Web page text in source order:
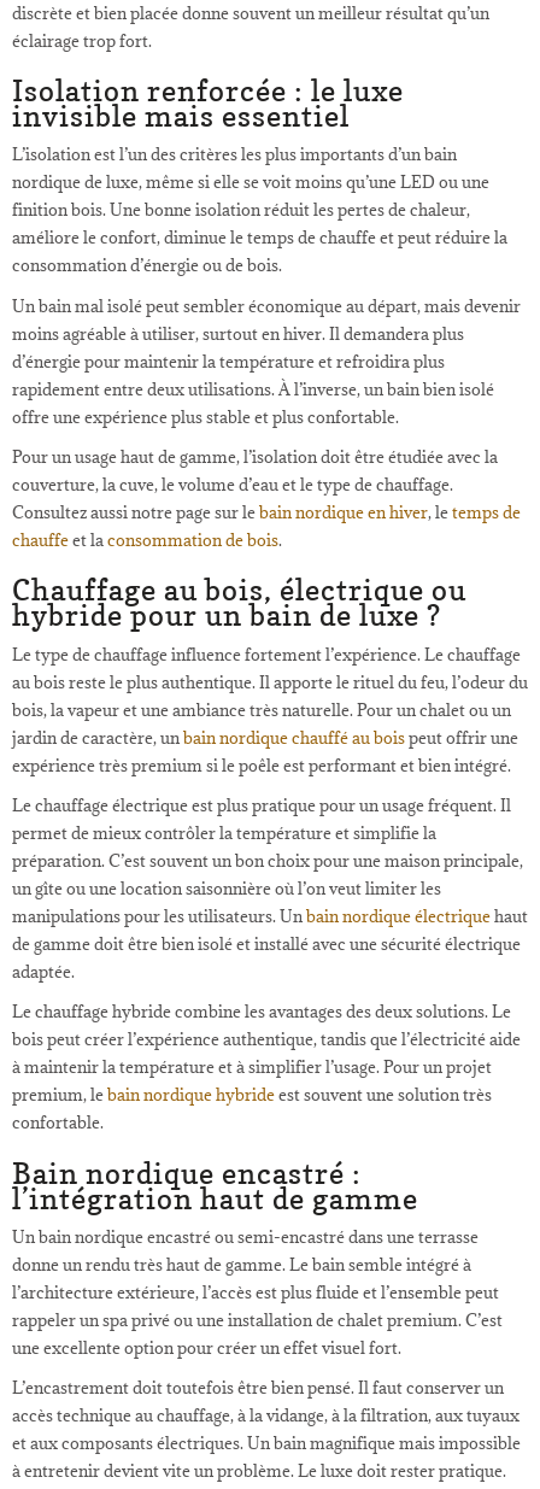
discrète et bien placée donne souvent un meilleur résultat qu’un
éclairage trop fort.
Isolation renforcée : le luxe
invisible mais essentiel
L’isolation est l’un des critères les plus importants d’un bain
nordique de luxe, même si elle se voit moins qu’une LED ou une
finition bois. Une bonne isolation réduit les pertes de chaleur,
améliore le confort, diminue le temps de chauffe et peut réduire la
consommation d’énergie ou de bois.
Un bain mal isolé peut sembler économique au départ, mais devenir
moins agréable à utiliser, surtout en hiver. Il demandera plus
d’énergie pour maintenir la température et refroidira plus
rapidement entre deux utilisations. À l’inverse, un bain bien isolé
offre une expérience plus stable et plus confortable.
Pour un usage haut de gamme, l’isolation doit être étudiée avec la
couverture, la cuve, le volume d’eau et le type de chauffage.
Consultez aussi notre page sur lebain nordique en hiver, letemps de
chauffeet laconsommation de bois.
Chauffage au bois, électrique ou
hybride pour un bain de luxe ?
Le type de chauffage influence fortement l’expérience. Le chauffage
au bois reste le plus authentique. Il apporte le rituel du feu, l’odeur du
bois, la vapeur et une ambiance très naturelle. Pour un chalet ou un
jardin de caractère, un bain nordique chauffé au boispeut offrir une
expérience très premium si le poêle est performant et bien intégré.
Le chauffage électrique est plus pratique pour un usage fréquent. Il
permet de mieux contrôler la température et simplifie la
préparation. C’est souvent un bon choix pour une maison principale,
un gîte ou une location saisonnière où l’on veut limiter les
manipulations pour les utilisateurs. Unbain nordique électriquehaut
de gamme doit être bien isolé et installé avec une sécurité électrique
adaptée.
Le chauffage hybride combine les avantages des deux solutions. Le
bois peut créer l’expérience authentique, tandis que l’électricité aide
à maintenir la température et à simplifier l’usage. Pour un projet
premium, lebain nordique hybrideest souvent une solution très
confortable.
Bain nordique encastré :
l’intégration haut de gamme
Un bain nordique encastré ou semi-encastré dans une terrasse
donne un rendu très haut de gamme. Le bain semble intégré à
l’architecture extérieure, l’accès est plus fluide et l’ensemble peut
rappeler un spa privé ou une installation de chalet premium. C’est
une excellente option pour créer un effet visuel fort.
L’encastrement doit toutefois être bien pensé. Il faut conserver un
accès technique au chauffage, à la vidange, à la filtration, aux tuyaux
et aux composants électriques. Un bain magnifique mais impossible
à entretenir devient vite un problème. Le luxe doit rester pratique.